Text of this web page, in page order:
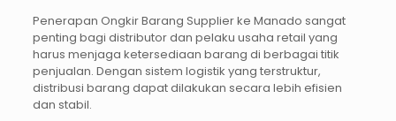
Penerapan Ongkir Barang Supplier ke Manado sangat
penting bagi distributor dan pelaku usaha retail yang
harus menjaga ketersediaan barang di berbagai titik
penjualan. Dengan sistem logistik yang terstruktur,
distribusi barang dapat dilakukan secara lebih efisien
dan stabil.